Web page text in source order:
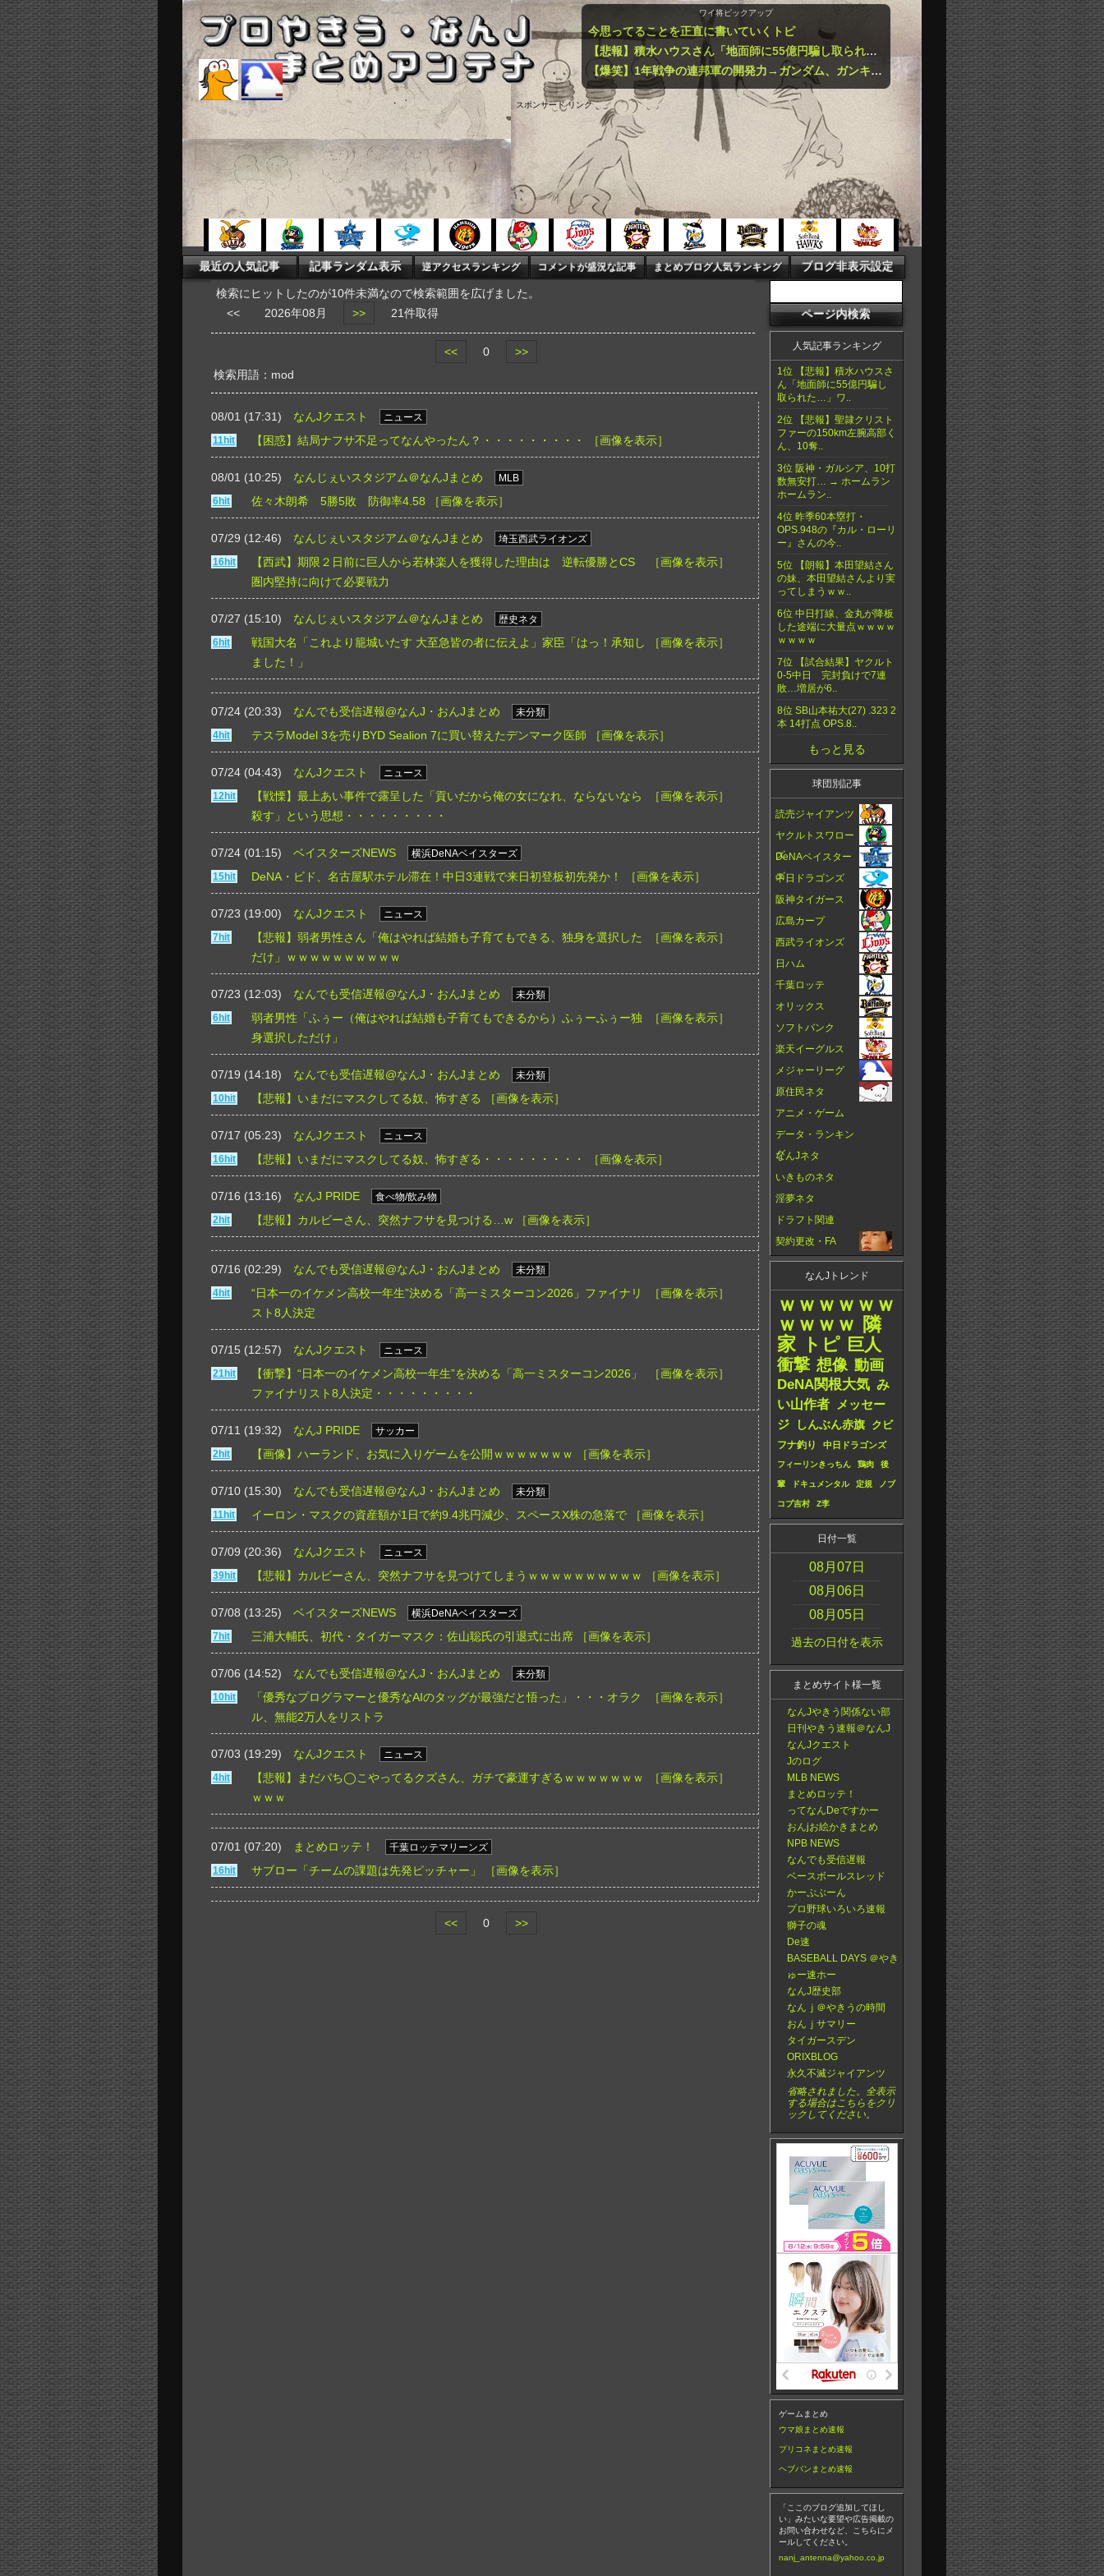
ワイ将ピックアップ
今思ってることを正直に書いていくトピ
【悲報】積水ハウスさん「地面師に55億円騙し取られた…」ワイ「会社滅茶苦茶やろなぁ」ｗｗｗｗｗｗｗｗｗｗ
【爆笑】1年戦争の連邦軍の開発力→ガンダム、ガンキャノン、ガンタンク、ジム、ボールｗｗｗｗｗｗｗｗｗｗ
スポンサード リンク
検索にヒットしたのが10件未満なので検索範囲を広げました。
<<
2026年08月 >> 21件取得
<< 0
>>
検索用語：mod
08/01 (17:31) なんJクエスト
ニュース
11hit
【困惑】結局ナフサ不足ってなんやったん？・・・・・・・・・ ［画像を表示］
08/01 (10:25) なんじぇいスタジアム＠なんJまとめ
MLB
6hit
佐々木朗希 5勝5敗 防御率4.58 ［画像を表示］
07/29 (12:46) なんじぇいスタジアム＠なんJまとめ
埼玉西武ライオンズ
16hit
【西武】期限２日前に巨人から若林楽人を獲得した理由は 逆転優勝とCS
圏内堅持に向けて必要戦力
［画像を表示］
07/27 (15:10) なんじぇいスタジアム＠なんJまとめ
歴史ネタ
6hit
戦国大名「これより籠城いたす 大至急皆の者に伝えよ」家臣「はっ！承知し
ました！」
［画像を表示］
07/24 (20:33) なんでも受信遅報@なんJ・おんJまとめ
未分類
4hit
テスラModel 3を売りBYD Sealion 7に買い替えたデンマーク医師 ［画像を表示］
07/24 (04:43) なんJクエスト
ニュース
12hit
【戦慄】最上あい事件で露呈した「貢いだから俺の女になれ、ならないなら
殺す」という思想・・・・・・・・・
［画像を表示］
07/24 (01:15) ベイスターズNEWS
横浜DeNAベイスターズ
15hit
DeNA・ビド、名古屋駅ホテル滞在！中日3連戦で来日初登板初先発か！ ［画像を表示］
07/23 (19:00) なんJクエスト
ニュース
7hit
【悲報】弱者男性さん「俺はやれば結婚も子育てもできる、独身を選択した
だけ」ｗｗｗｗｗｗｗｗｗｗ
［画像を表示］
07/23 (12:03) なんでも受信遅報@なんJ・おんJまとめ
未分類
6hit
弱者男性「ふぅー（俺はやれば結婚も子育てもできるから）ふぅーふぅー独
身選択しただけ」
［画像を表示］
07/19 (14:18) なんでも受信遅報@なんJ・おんJまとめ
未分類
10hit
【悲報】いまだにマスクしてる奴、怖すぎる ［画像を表示］
07/17 (05:23) なんJクエスト
ニュース
16hit
【悲報】いまだにマスクしてる奴、怖すぎる・・・・・・・・・ ［画像を表示］
07/16 (13:16) なんJ PRIDE
食べ物/飲み物
2hit
【悲報】カルビーさん、突然ナフサを見つける…w ［画像を表示］
07/16 (02:29) なんでも受信遅報@なんJ・おんJまとめ
未分類
4hit
“日本一のイケメン高校一年生”決める「高一ミスターコン2026」ファイナリ
スト8人決定
［画像を表示］
07/15 (12:57) なんJクエスト
ニュース
21hit
【衝撃】“日本一のイケメン高校一年生”を決める「高一ミスターコン2026」
ファイナリスト8人決定・・・・・・・・・
［画像を表示］
07/11 (19:32) なんJ PRIDE
サッカー
2hit
【画像】ハーランド、お気に入りゲームを公開ｗｗｗｗｗｗｗ ［画像を表示］
07/10 (15:30) なんでも受信遅報@なんJ・おんJまとめ
未分類
11hit
イーロン・マスクの資産額が1日で約9.4兆円減少、スペースX株の急落で ［画像を表示］
07/09 (20:36) なんJクエスト
ニュース
39hit
【悲報】カルビーさん、突然ナフサを見つけてしまうｗｗｗｗｗｗｗｗｗｗ ［画像を表示］
07/08 (13:25) ベイスターズNEWS
横浜DeNAベイスターズ
7hit
三浦大輔氏、初代・タイガーマスク：佐山聡氏の引退式に出席 ［画像を表示］
07/06 (14:52) なんでも受信遅報@なんJ・おんJまとめ
未分類
10hit
「優秀なプログラマーと優秀なAIのタッグが最強だと悟った」・・・オラク
ル、無能2万人をリストラ
［画像を表示］
07/03 (19:29) なんJクエスト
ニュース
4hit
【悲報】まだパち◯こやってるクズさん、ガチで豪運すぎるｗｗｗｗｗｗｗ
ｗｗｗ
［画像を表示］
07/01 (07:20) まとめロッテ！
千葉ロッテマリーンズ
16hit
サブロー「チームの課題は先発ピッチャー」 ［画像を表示］
<< 0 >>
人気記事ランキング
1位 【悲報】積水ハウスさ
ん「地面師に55億円騙し
取られた…」ワ..
2位 【悲報】聖隷クリスト
ファーの150km左腕高部く
ん、10奪..
3位 阪神・ガルシア、10打
数無安打… → ホームラン
ホームラン..
4位 昨季60本塁打・
OPS.948の『カル・ローリ
ー』さんの今..
5位 【朗報】本田望結さん
の妹、本田望結さんより実
ってしまうｗｗ..
6位 中日打線、金丸が降板
した途端に大量点ｗｗｗｗ
ｗｗｗｗ
7位 【試合結果】ヤクルト
0-5中日 完封負けで7連
敗…増居が6..
8位 SB山本祐大(27) .323 2
本 14打点 OPS.8..
もっと見る
球団別記事
読売ジャイアンツ
ヤクルトスワロー
ズ
DeNAベイスター
ズ
中日ドラゴンズ
阪神タイガース
広島カープ
西武ライオンズ
日ハム
千葉ロッテ
オリックス
ソフトバンク
楽天イーグルス
メジャーリーグ
原住民ネタ
アニメ・ゲーム
データ・ランキン
グ
なんJネタ
いきものネタ
淫夢ネタ
ドラフト関連
契約更改・FA
なんJトレンド
ｗｗｗｗｗｗ
ｗｗｗｗ 隣
家
トピ 巨人
衝撃 想像 動画
DeNA関根大気 み
い山作者
メッセー
ジ
しんぶん赤旗 クビ
フナ釣り 中日ドラゴンズ
フィーリンきっちん 鶏肉 後
輩 ドキュメンタル 定規 ノブ
コブ吉村 Z李
日付一覧
08月07日
08月06日
08月05日
過去の日付を表示
まとめサイト様一覧
なんJやきう関係ない部
日刊やきう速報＠なんJ
なんJクエスト
Jのログ
MLB NEWS
まとめロッテ！
ってなんDeですかー
おんjお絵かきまとめ
NPB NEWS
なんでも受信遅報
ベースボールスレッド
かーぷぶーん
プロ野球いろいろ速報
獅子の魂
De速
BASEBALL DAYS ＠やき
ゅー速ホー
なんJ歴史部
なんｊ＠やきうの時間
おんｊサマリー
タイガースデン
ORIXBLOG
永久不滅ジャイアンツ
省略されました。全表示
する場合はこちらをクリ
ックしてください。
ゲームまとめ
ウマ娘まとめ速報
プリコネまとめ速報
ヘブバンまとめ速報
「ここのブログ追加してほし
い」みたいな要望や広告掲載の
お問い合わせなど、こちらにメ
ールしてください。
nanj_antenna@yahoo.co.jp